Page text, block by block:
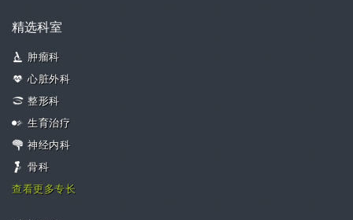
精选科室
肿瘤科
心脏外科
整形科
生育治疗
神经内科
骨科
查看更多专长